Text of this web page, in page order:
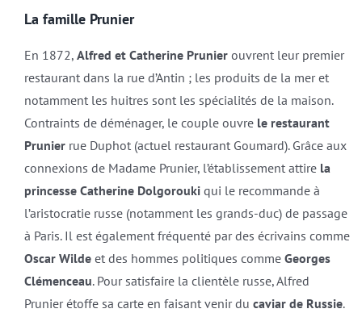
La famille Prunier
En 1872, Alfred et Catherine Prunierouvrent leur premier
restaurant dans la rue d’Antin ; les produits de la mer et
notamment les huitres sont les spécialités de la maison.
Contraints de déménager, le couple ouvre le restaurant
Prunierrue Duphot (actuel restaurant Goumard). Grâce aux
connexions de Madame Prunier, l’établissement attire la
princesse Catherine Dolgoroukiqui le recommande à
l’aristocratie russe (notamment les grands-duc) de passage
à Paris. Il est également fréquenté par des écrivains comme
Oscar Wildeet des hommes politiques comme Georges
Clémenceau. Pour satisfaire la clientèle russe, Alfred
Prunier étoffe sa carte en faisant venir du caviar de Russie.